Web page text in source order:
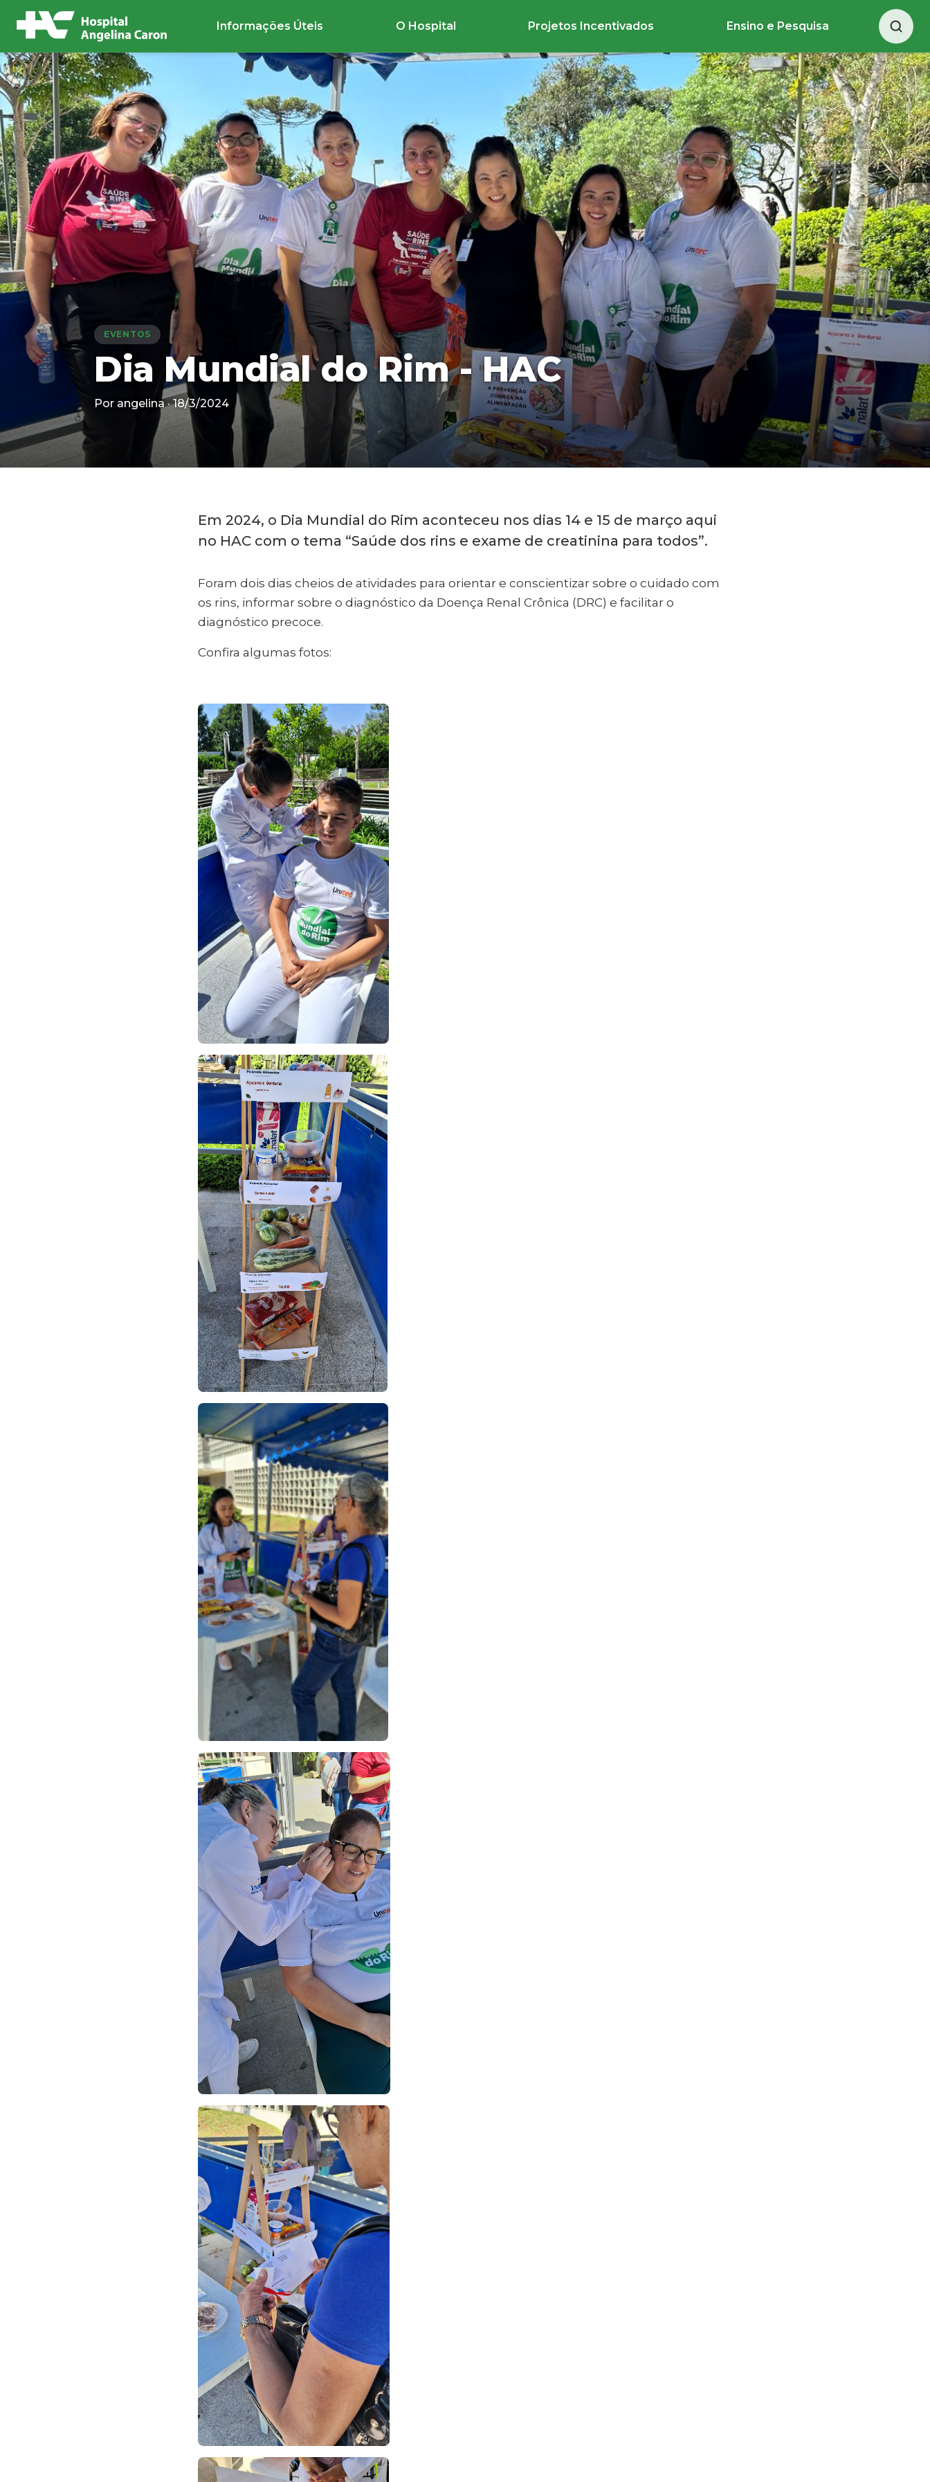
Informações Úteis O Hospital Projetos Incentivados Ensino e Pesquisa
Buscar no site
EVENTOS
Dia Mundial do Rim - HAC
Por angelina · 18/3/2024
Em 2024, o Dia Mundial do Rim aconteceu nos dias 14 e 15 de março aqui
no HAC com o tema “Saúde dos rins e exame de creatinina para todos”.
Foram dois dias cheios de atividades para orientar e conscientizar sobre o cuidado com
os rins, informar sobre o diagnóstico da Doença Renal Crônica (DRC) e facilitar o
diagnóstico precoce.
Confira algumas fotos: